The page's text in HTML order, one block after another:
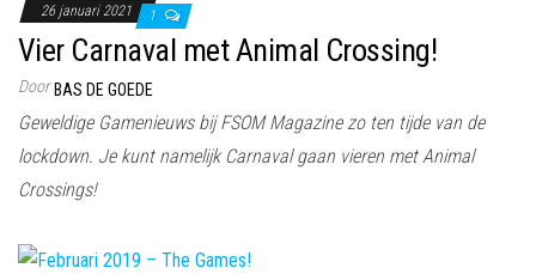
26 januari 2021 1
Vier Carnaval met Animal Crossing!
Door BAS DE GOEDE
Geweldige Gamenieuws bij FSOM Magazine zo ten tijde van de
lockdown. Je kunt namelijk Carnaval gaan vieren met Animal
Crossings!